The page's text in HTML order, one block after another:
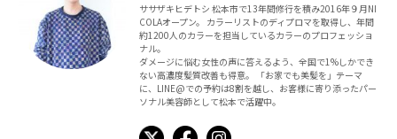
ササザキヒデトシ 松本市で13年間修行を積み2016年９月NI
COLAオープン。 カラーリストのディプロマを取得し、年間
約1200人のカラーを担当しているカラーのプロフェッショ
ナル。
ダメージに悩む女性の声に答えるよう、全国で1%しかでき
ない高濃度髪質改善も得意。 「お家でも美髪を」テーマ
に、LINE@での予約は8割を越し、お客様に寄り添ったパー
ソナル美容師として松本で活躍中。